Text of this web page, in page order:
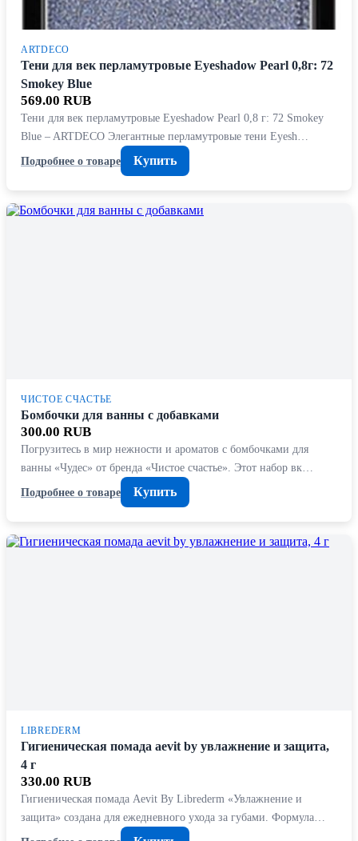
ARTDECO
Тени для век перламутровые Eyeshadow Pearl 0,8г: 72
Smokey Blue
569.00 RUB
Тени для век перламутровые Eyeshadow Pearl 0,8 г: 72 Smokey
Blue – ARTDECO Элегантные перламутровые тени Eyesh…
Подробнее о товаре
Купить
ЧИСТОЕ СЧАСТЬЕ
Бомбочки для ванны с добавками
300.00 RUB
Погрузитесь в мир нежности и ароматов с бомбочками для
ванны «Чудес» от бренда «Чистое счастье». Этот набор вк…
Подробнее о товаре
Купить
LIBREDERM
Гигиеническая помада aevit by увлажнение и защита,
4 г
330.00 RUB
Гигиеническая помада Aevit By Librederm «Увлажнение и
защита» создана для ежедневного ухода за губами. Формула…